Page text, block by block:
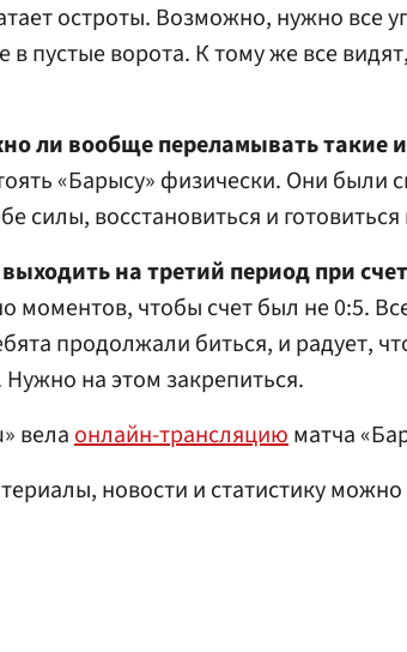
остроты. Возможно, нужно все
в пустые ворота. К тому же все
ли вообще переламывать такие
«Барысу» физически. Они были
силы, восстановиться и
на третий период при
моментов, чтобы счет был не 0:5.
продолжали биться, и радует,
на этом закрепиться.
велаонлайн-трансляциюматча
новости и статистику